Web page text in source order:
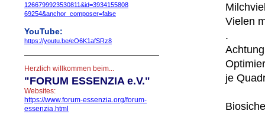
1266799923530811&id=3934155808
69254&anchor_composer=false
YouTube:
https://youtu.be/eO6K1afSRz8
Herzlich willkommen beim...
"FORUM ESSENZIA e.V."
Websites:
https://www.forum-essenzia.org/forum-
essenzia.html
Vielen
.
je